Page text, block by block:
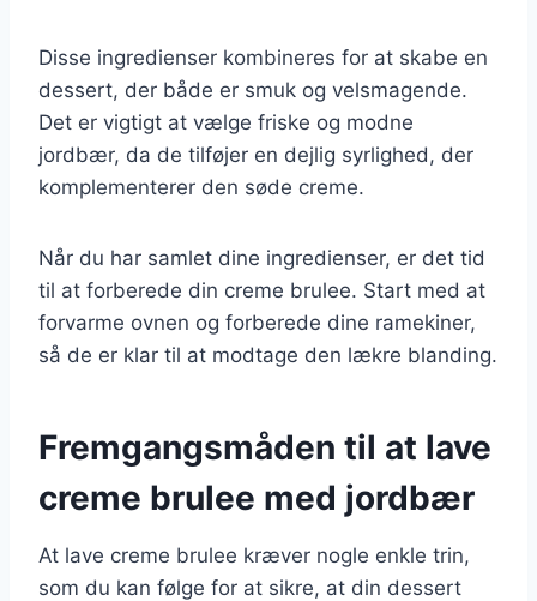
Disse ingredienser kombineres for at skabe en
dessert, der både er smuk og velsmagende.
Det er vigtigt at vælge friske og modne
jordbær, da de tilføjer en dejlig syrlighed, der
komplementerer den søde creme.
Når du har samlet dine ingredienser, er det tid
til at forberede din creme brulee. Start med at
forvarme ovnen og forberede dine ramekiner,
så de er klar til at modtage den lækre blanding.
Fremgangsmåden til at lave
creme brulee med jordbær
At lave creme brulee kræver nogle enkle trin,
som du kan følge for at sikre, at din dessert